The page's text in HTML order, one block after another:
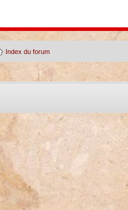
Index du forum